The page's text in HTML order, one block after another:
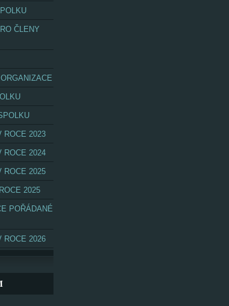
ČLENY
ROCE 2023
ROCE 2024
ROCE 2025
2025
POŘÁDANÉ
ROCE 2026